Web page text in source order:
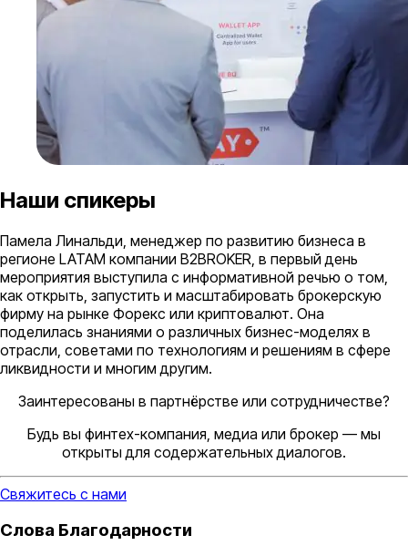
Наши спикеры
Памела Линальди, менеджер по развитию бизнеса в
регионе LATAM компании B2BROKER, в первый день
мероприятия выступила с информативной речью о том,
как открыть, запустить и масштабировать брокерскую
фирму на рынке Форекс или криптовалют. Она
поделилась знаниями о различных бизнес-моделях в
отрасли, советами по технологиям и решениям в сфере
ликвидности и многим другим.
Заинтересованы в партнёрстве или сотрудничестве?
Будь вы финтех-компания, медиа или брокер — мы
открыты для содержательных диалогов.
Свяжитесь с нами
Слова Благодарности